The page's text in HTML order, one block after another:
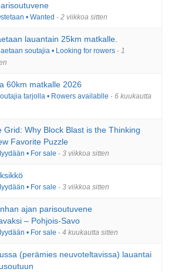
• Wanted · 2 viikkoa sitten
lauantain 25km matkalle.
soutajia • Looking for rowers· 1
60km matkalle 2026
tarjolla • Rowers availablle · 6 kuukautta
Grid: Why Block Blast is the Thinking
Favorite Puzzle
• For sale · 3 viikkoa sitten
• For sale · 3 viikkoa sitten
ajan parisoutuvene
– Pohjois-Savo
• For sale · 4 kuukautta sitten
(perämies neuvoteltavissa) lauantai